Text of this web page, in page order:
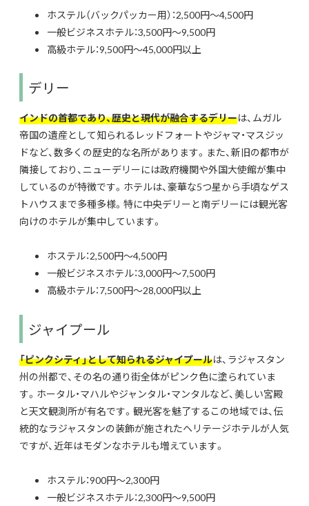
ホステル（バックパッカー用）：2,500円〜4,500円
一般ビジネスホテル：3,500円〜9,500円
高級ホテル：9,500円〜45,000円以上
デリー
インドの首都であり、歴史と現代が融合するデリーは、ムガル
帝国の遺産として知られるレッドフォートやジャマ・マスジッ
ドなど、数多くの歴史的な名所があります。また、新旧の都市が
隣接しており、ニューデリーには政府機関や外国大使館が集中
しているのが特徴です。ホテルは、豪華な5つ星から手頃なゲス
トハウスまで多種多様。 特に中央デリーと南デリーには観光客
向けのホテルが集中しています。
ホステル：2,500円〜4,500円
一般ビジネスホテル：3,000円〜7,500円
高級ホテル：7,500円〜28,000円以上
ジャイプール
「ピンクシティ」として知られるジャイプールは、ラジャスタン
州の州都で、その名の通り街全体がピンク色に塗られていま
す。ホータル・マハルやジャンタル・マンタルなど、美しい宮殿
と天文観測所が有名です。観光客を魅了するこの地域では、伝
統的なラジャスタンの装飾が施されたヘリテージホテルが人気
ですが、近年はモダンなホテルも増えています。
ホステル：900円〜2,300円
一般ビジネスホテル：2,300円〜9,500円